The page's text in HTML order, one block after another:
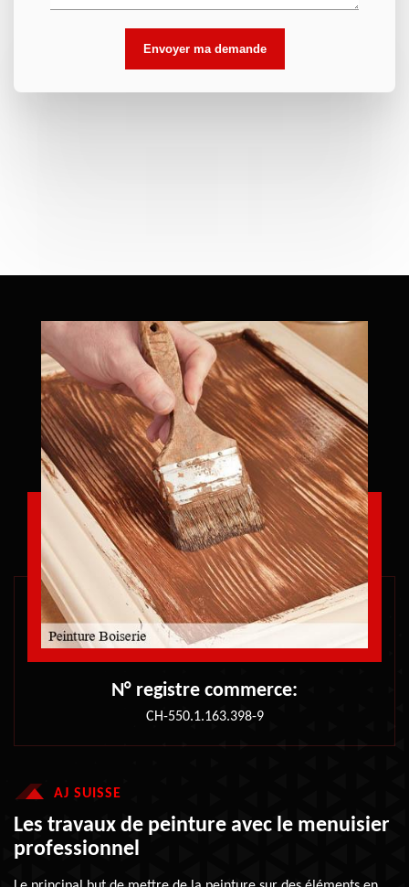
N° registre commerce:
CH-550.1.163.398-9
AJ SUISSE
Les travaux de peinture avec le menuisier
professionnel